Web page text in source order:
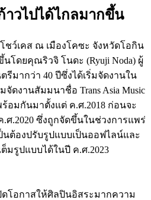
าวไปได้ไกลมากขึ้น
ชว์เคส ณ เมืองโคซะ จังหวัดโอกิน
โดยคุณริวจิ โนดะ (Ryuji Noda) ผู้
มากว่า 40 ปีซึ่งได้เริ่มจัดงานใน
จัดงานสัมมนาชื่อ Trans Asia Music
ร้อมกันมาตั้งแต่ ค.ศ.2018 ก่อนจะ
.ศ.2020 ซึ่งถูกจัดขึ้นในช่วงการแพร่
นต้องปรับรูปแบบเป็นออฟไลน์และ
มรูปแบบได้ในปี ค.ศ.2023
โอกาสให้ศิลปินอิสระมากความ